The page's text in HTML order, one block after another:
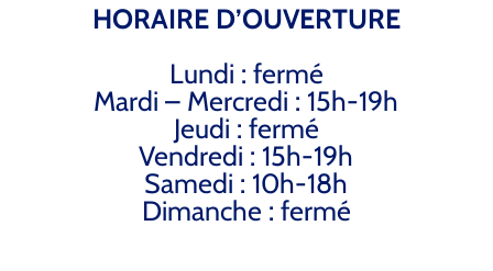
HORAIRE D’OUVERTURE
Lundi : fermé
Mardi – Mercredi : 15h-19h
Jeudi : fermé
Vendredi : 15h-19h
Samedi : 10h-18h
Dimanche : fermé